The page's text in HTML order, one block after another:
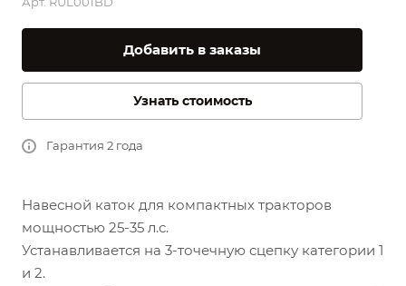
Добавить в заказы
Узнать стоимость
Гарантия 2 года
Навесной каток для компактных тракторов
мощностью 25-35 л.с.
Устанавливается на 3-точечную сцепку категории 1
и 2.